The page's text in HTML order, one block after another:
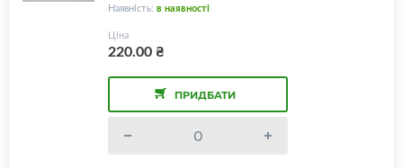
Наявність: в наявності
Ціна
220.00₴
ПРИДБАТИ